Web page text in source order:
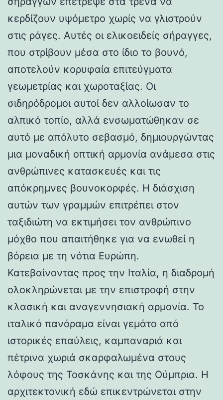
κερδίζουν υψόμετρο χωρίς να γλιστρούν
στις ράγες. Αυτές οι ελικοειδείς σήραγγες,
που στρίβουν μέσα στο ίδιο το βουνό,
αποτελούν κορυφαία επιτεύγματα
γεωμετρίας και χωροταξίας. Οι
σιδηρόδρομοι αυτοί δεν αλλοίωσαν το
αλπικό τοπίο, αλλά ενσωματώθηκαν σε
αυτό με απόλυτο σεβασμό, δημιουργώντας
μια μοναδική οπτική αρμονία ανάμεσα στις
ανθρώπινες κατασκευές και τις
απόκρημνες βουνοκορφές. Η διάσχιση
αυτών των γραμμών επιτρέπει στον
ταξιδιώτη να εκτιμήσει τον ανθρώπινο
μόχθο που απαιτήθηκε για να ενωθεί η
βόρεια με τη νότια Ευρώπη.
Κατεβαίνοντας προς την Ιταλία, η διαδρομή
ολοκληρώνεται με την επιστροφή στην
κλασική και αναγεννησιακή αρμονία. Το
ιταλικό πανόραμα είναι γεμάτο από
ιστορικές επαύλεις, καμπαναριά και
πέτρινα χωριά σκαρφαλωμένα στους
λόφους της Τοσκάνης και της Ούμπρια. Η
αρχιτεκτονική εδώ επικεντρώνεται στην